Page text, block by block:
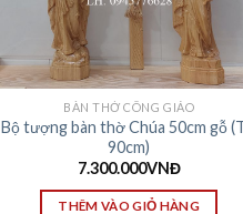
BÀN THỜ CÔNG GIÁO
Bộ tượng bàn thờ Chúa 50cm gỗ
90cm)
7.300.000VNĐ
THÊM VÀO GIỎ HÀNG